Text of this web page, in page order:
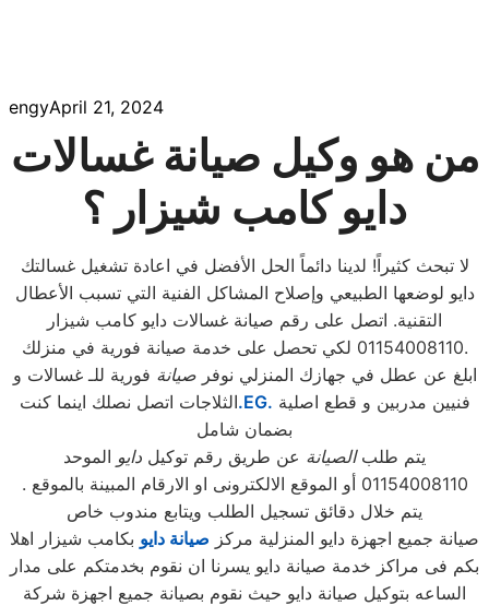
engyApril 21, 2024
من هو وكيل صيانة غسالات
دايو كامب شيزار ؟
لا تبحث كثيراً! لدينا دائماً الحل الأفضل في اعادة تشغيل غسالتك
دايو لوضعها الطبيعي وإصلاح المشاكل الفنية التي تسبب الأعطال
التقنية. اتصل على رقم صيانة غسالات دايو كامب شيزار
01154008110 لكي تحصل على خدمة صيانة فورية في منزلك.
ابلغ عن عطل في جهازك المنزلي نوفرصيانة فورية للـ غسالات و
الثلاجات اتصل نصلك اينما كنت.EG.
بضمان شامل
يتم طلبالصيانة عن طريق رقم توكيل دايو الموحد
01154008110 أو الموقع الالكترونى او الارقام المبينة بالموقع .
يتم خلال دقائق تسجيل الطلب ويتابع مندوب خاص
صيانة جميع اجهزة دايو المنزلية مركز صيانة دايو بكامب شيزار اهلا
بكم فى مراكز خدمة صيانة دايو يسرنا ان نقوم بخدمتكم على مدار
الساعه بتوكيل صيانة دايو حيث نقوم بصيانة جميع اجهزة شركة